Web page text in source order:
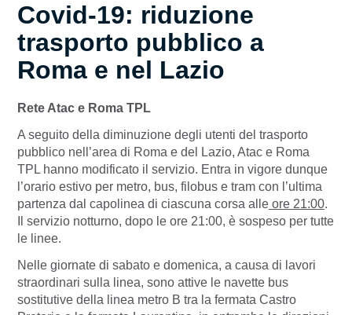
Covid-19: riduzione
trasporto pubblico a
Roma e nel Lazio
Rete Atac e Roma TPL
A seguito della diminuzione degli utenti del trasporto
pubblico nell’area di Roma e del Lazio, Atac e Roma
TPL hanno modificato il servizio. Entra in vigore dunque
l’orario estivo per metro, bus, filobus e tram con l’ultima
partenza dal capolinea di ciascuna corsa alle ore 21:00.
Il servizio notturno, dopo le ore 21:00, è sospeso per tutte
le linee.
Nelle giornate di sabato e domenica, a causa di lavori
straordinari sulla linea, sono attive le navette bus
sostitutive della linea metro B tra la fermata Castro